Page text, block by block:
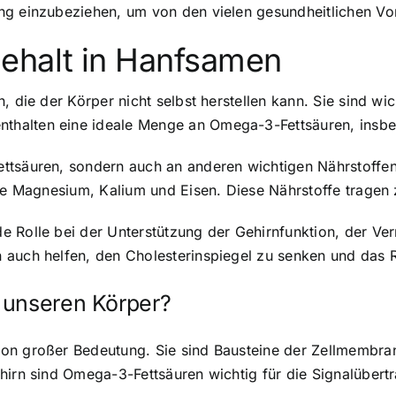
einzubeziehen, um von den vielen gesundheitlichen
in Hanfsamen
die der Körper nicht selbst herstellen kann. Sie sind
eine ideale Menge an Omega-3-Fettsäuren,
sondern auch an anderen wichtigen
Kalium und Eisen. Diese Nährstoffe
Rolle bei der Unterstützung der Gehirnfunktion, der
helfen, den Cholesterinspiegel zu senken und
Körper?
großer Bedeutung. Sie sind Bausteine der
sind Omega-3-Fettsäuren wichtig für die